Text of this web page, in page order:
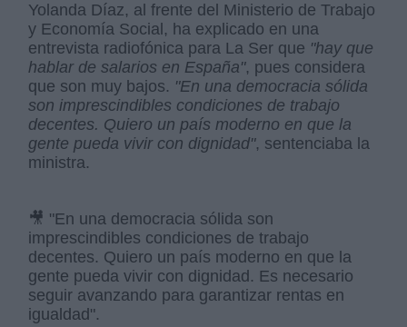
Yolanda Díaz, al frente del Ministerio de Trabajo
y Economía Social, ha explicado en una
entrevista radiofónica para La Ser que "hay que
hablar de salarios en España", pues considera
que son muy bajos. "En una democracia sólida
son imprescindibles condiciones de trabajo
decentes. Quiero un país moderno en que la
gente pueda vivir con dignidad", sentenciaba la
ministra.
🎥 "En una democracia sólida son
imprescindibles condiciones de trabajo
decentes. Quiero un país moderno en que la
gente pueda vivir con dignidad. Es necesario
seguir avanzando para garantizar rentas en
igualdad".